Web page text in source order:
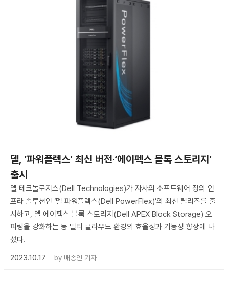
델, ‘파워플렉스’ 최신 버전·‘에이펙스 블록 스토리지’
출시
델 테크놀로지스(Dell Technologies)가 자사의 소프트웨어 정의 인
프라 솔루션인 ‘델 파워플렉스(Dell PowerFlex)’의 최신 릴리즈를 출
시하고, 델 에이펙스 블록 스토리지(Dell APEX Block Storage) 오
퍼링을 강화하는 등 멀티 클라우드 환경의 효율성과 기능성 향상에 나
섰다.
2023.10.17
by 배종인 기자